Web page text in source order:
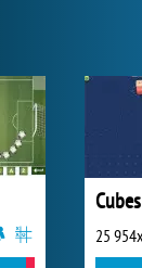
25 954x